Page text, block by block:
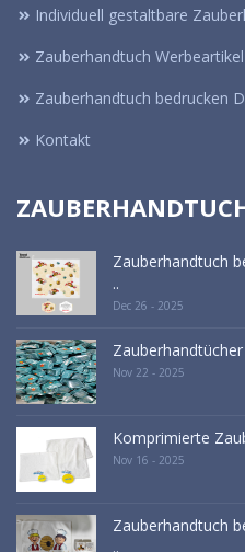
Individuell gestaltbare
Zauberhandtuch Werbeartikel
Zauberhandtuch bedrucken
Kontakt
Zauberhandtuch
..
Dec 26 - 2025
Nov 22 - 2025
Komprimierte
Nov 16 - 2025
Zauberhandtuch
..